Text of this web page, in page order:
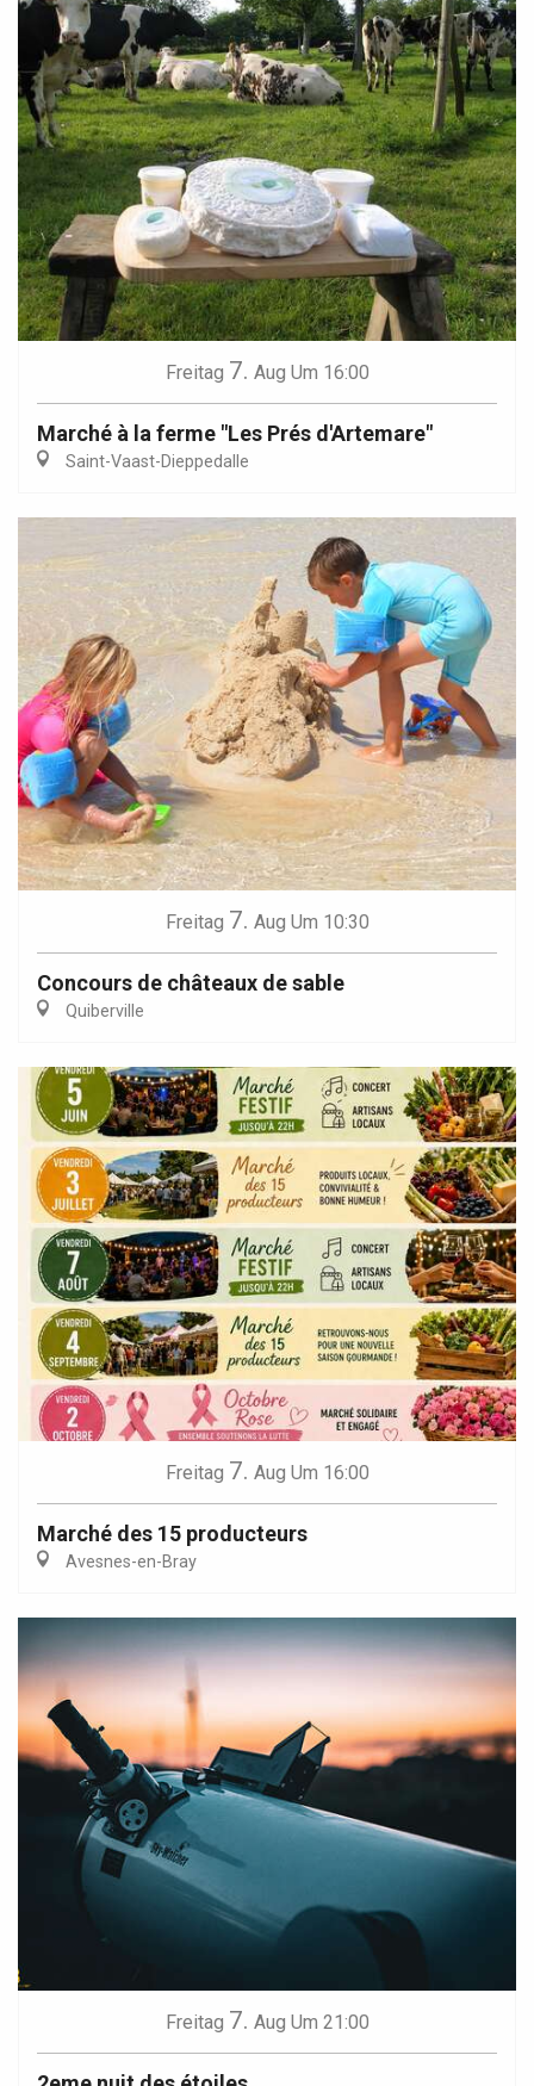
Freitag 7. Aug Um 16:00
Marché à la ferme "Les Prés d'Artemare"
Saint-Vaast-Dieppedalle
Freitag 7. Aug Um 10:30
Concours de châteaux de sable
Quiberville
Freitag 7. Aug Um 16:00
Marché des 15 producteurs
Avesnes-en-Bray
Freitag 7. Aug Um 21:00